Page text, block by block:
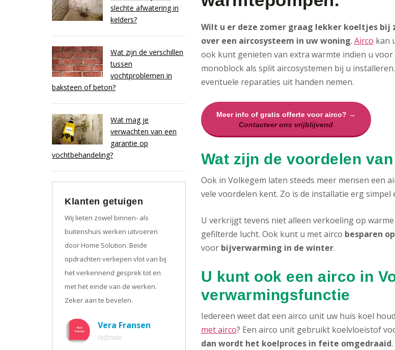
slechte afwatering in
kelders?
Wat zijn de verschillen
tussen
vochtproblemen in
baksteen of beton?
Wat mag je
verwachten van een
garantie op
vochtbehandeling?
Klanten getuigen
Wij lieten zowel binnen- als
buitenshuis werken uitvoeren
door Home Solution. Beide
opdrachten verliepen vlot van bij
het verkennend gesprek tot en
met het einde van de werken.
Zeker aan te bevelen.
Vera Fransen
Hofstade
Wilt u er deze zomer graag lekker koeltjes bij
over een aircosysteem in uw woning. Airco kan
ook kunt genieten van extra warmte indien u
monoblock als split aircosystemen bij u
eventuele reparaties uit handen nemen.
Meer info of gratis offerte voor airco? →
Contacteer ons vrijblijvend
Wat zijn de voordelen
Ook in Volkegem laten steeds meer mensen een
vele voordelen kent. Zo is de installatie erg
U verkrijgt tevens niet alleen verkoeling op
gefilterde lucht. Ook kunt u met airco besparen
voor bijverwarming in de winter.
U kunt ook een airco in
verwarmingsfunctie
Iedereen weet dat een airco unit uw huis koel
met airco? Een airco unit gebruikt koelvloeistof
dan wordt het koelproces in feite omgedraaid